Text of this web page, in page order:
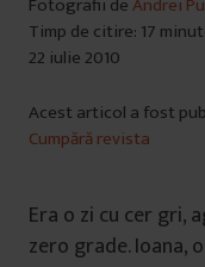
Timp de citire: 17
22 iulie 2010
Acest articol a fost
Cumpără revista
Era o zi cu cer gri,
zero grade. Ioana,